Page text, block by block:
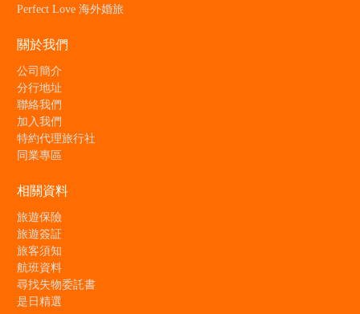
Perfect Love 海外婚旅
關於我們
公司簡介
分行地址
聯絡我們
加入我們
特約代理旅行社
同業專區
相關資料
旅遊保險
旅遊簽証
旅客須知
航班資料
尋找失物委託書
是日精選